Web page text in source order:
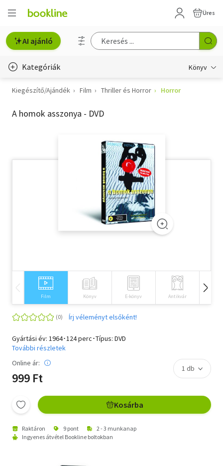
Üres
AI ajánló
Kategóriák Könyv
Életmód, egészség
Erotika
Társadalomtudomány
Természettudomány
Vallás
Kiegészítő/Ajándék Film Thriller és Horror Horror
A homok asszonya - DVD
Film Könyv E-könyv Antikvár
Írj véleményt elsőként!
Gyártási év: 1964･124 perc･Típus: DVD
További részletek
Online ár:
999 Ft
Kosárba
Raktáron 9 pont
2 - 3 munkanap
Ingyenes átvétel Bookline boltokban